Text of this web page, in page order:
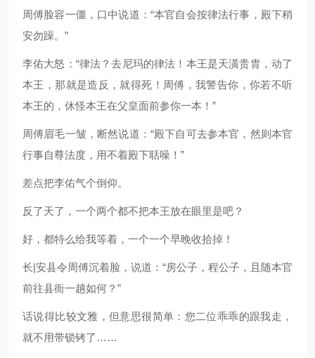
周傅脸容一僵，口中说道：“本官自会按律法行事，殿下稍
安勿躁。”
李佑大怒：“律法？去尼玛的律法！本王是天潢贵胄，动了
本王，那就是造反，就得死！周傅，我警告你，你若不听
本王的，休怪本王在父皇面前参你一本！”
周傅眉毛一皱，断然说道：“殿下自可去参本官，然则本官
行事自尊法度，用不着殿下聒噪！”
差点把李佑气个倒仰。
反了天了，一个两个都不把本王放在眼里是吧？
好，都特么给我等着，一个一个早晚收拾掉！
长|安县令周傅沉着脸，说道：“房公子，程公子，且随本官
前往县衙一趟如何？”
话说得比较文雅，但意思很简单：您二位乖乖的跟我走，
就不用带锁铐了……